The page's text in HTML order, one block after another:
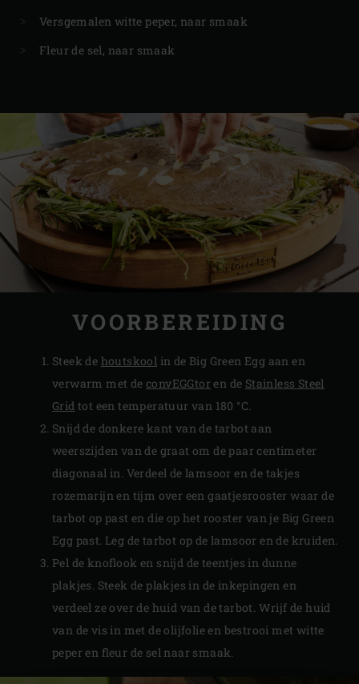
Versgemalen witte peper, naar smaak
Fleur de sel, naar smaak
VOORBEREIDING
Steek de houtskool in de Big Green Egg aan en
verwarm met deconvEGGtor en de Stainless Steel
Grid tot een temperatuur van 180 °C.
Snijd de donkere kant van de tarbot aan
weerszijden van de graat om de paar centimeter
diagonaal in. Verdeel de lamsoor en de takjes
rozemarijn en tijm over een gaatjesrooster waar de
tarbot op past en die op het rooster van je Big Green
Egg past. Leg de tarbot op de lamsoor en de kruiden.
Pel de knoflook en snijd de teentjes in dunne
plakjes. Steek de plakjes in de inkepingen en
verdeel ze over de huid van de tarbot. Wrijf de huid
van de vis in met de olijfolie en bestrooi met witte
peper en fleur de sel naar smaak.